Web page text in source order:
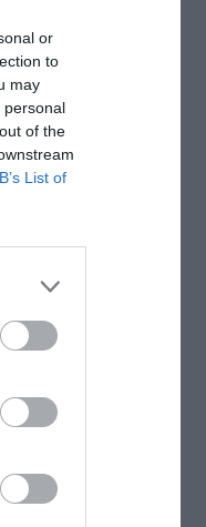
or
to
may
personal
of the
List of